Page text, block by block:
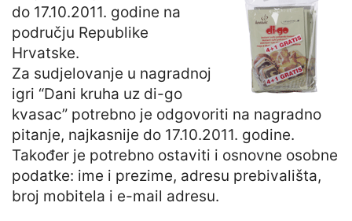
do 17.10.2011. godine na
području Republike
Hrvatske.
Za sudjelovanje u nagradnoj
igri “Dani kruha uz di-go
kvasac” potrebno je odgovoriti na nagradno
pitanje, najkasnije do 17.10.2011. godine.
Također je potrebno ostaviti i osnovne osobne
podatke: ime i prezime, adresu prebivališta,
broj mobitela i e-mail adresu.